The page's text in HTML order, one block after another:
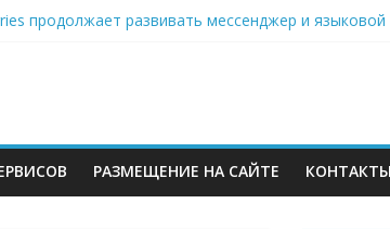
продолжает развивать мессенджер и языковой
Lamoda открывает отдельную витрину
или начали её искать
РАЗМЕЩЕНИЕ НА САЙТЕ КОНТАКТЫ